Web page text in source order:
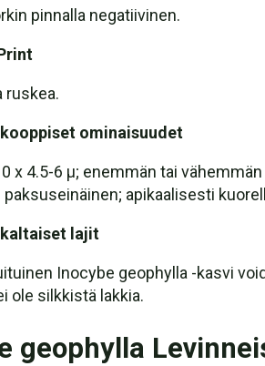
pinnalla negatiivinen.
ruskea.
ominaisuudet
x 4.5-6 µ; enemmän tai
paksuseinäinen; apikaalisesti
lajit
Inocybe geophylla -kasvi
ole silkkistä lakkia.
geophylla